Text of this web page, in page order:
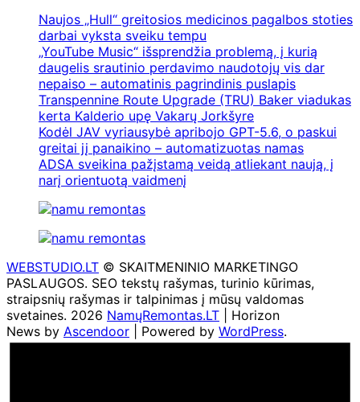
Naujos „Hull“ greitosios medicinos pagalbos stoties
darbai vyksta sveiku tempu
„YouTube Music“ išsprendžia problemą, į kurią
daugelis srautinio perdavimo naudotojų vis dar
nepaiso – automatinis pagrindinis puslapis
Transpennine Route Upgrade (TRU) Baker viadukas
kerta Kalderio upę Vakarų Jorkšyre
Kodėl JAV vyriausybė apribojo GPT-5.6, o paskui
greitai jį panaikino – automatizuotas namas
ADSA sveikina pažįstamą veidą atliekant naują, į
narį orientuotą vaidmenį
WEBSTUDIO.LT © SKAITMENINIO MARKETINGO
PASLAUGOS. SEO tekstų rašymas, turinio kūrimas,
straipsnių rašymas ir talpinimas į mūsų valdomas
svetaines. 2026 NamųRemontas.LT | Horizon
News by Ascendoor | Powered by WordPress.